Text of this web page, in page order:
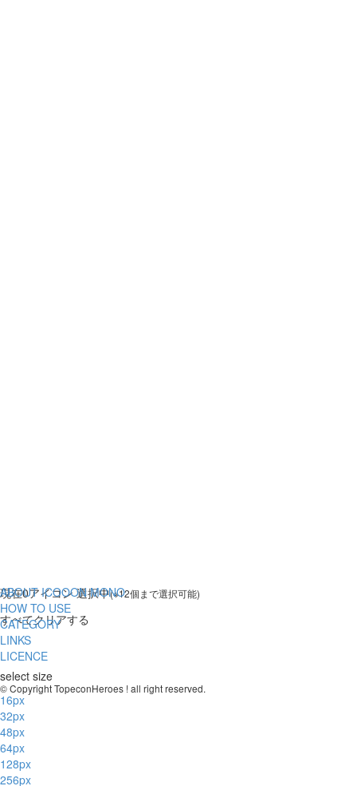
現在0アイコン 選択中(※12個まで選択可能)
すべてクリアする
select size
16px
32px
48px
64px
128px
256px
ABOUT ICOOON MONO
HOW TO USE
CATEGORY
LINKS
LICENCE
© Copyright TopeconHeroes ! all right reserved.